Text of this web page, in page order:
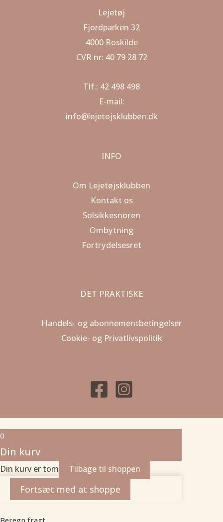
Lejetøj
Fjordparken 32
4000 Roskilde
CVR nr: 40 79 28 72
Tlf.: 42 498 498
E-mail:
info@lejetojsklubben.dk
INFO
Om Lejetøjsklubben
Kontakt os
Solsikkesnoren
Ombytning
Fortrydelsesret
DET PRAKTISKE
Handels- og abonnementbetingelser
Cookie- og Privatlivspolitik
0
Din kurv
Din kurv er tom Tilbage til shoppen
Fortsæt med at shoppe
Beregn fragt